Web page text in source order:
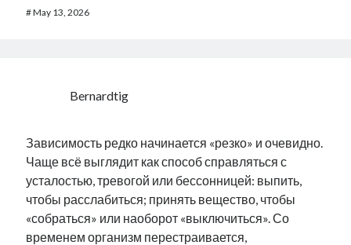
#May 13, 2026
Bernardtig
Зависимость редко начинается «резко» и очевидно.
Чаще всё выглядит как способ справляться с
усталостью, тревогой или бессонницей: выпить,
чтобы расслабиться; принять вещество, чтобы
«собраться» или наоборот «выключиться». Со
временем организм перестраивается,